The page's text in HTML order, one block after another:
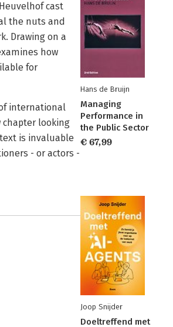
cast
the nuts and
Drawing on a
how
for
international
chapter looking
is invaluable
- or actors -
Hans de Bruijn
Managing
Performance in
the Public Sector
€ 67,99
Joop Snijder
Doeltreffend met